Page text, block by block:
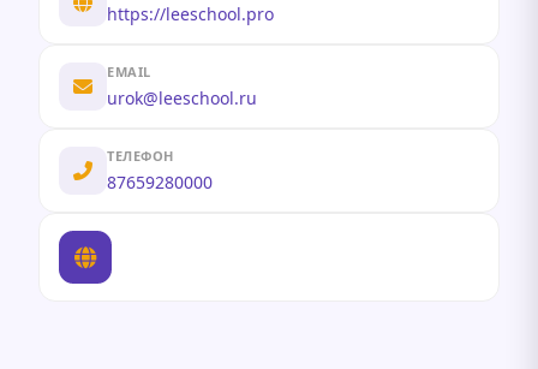
https://leeschool.pro
EMAIL
urok@leeschool.ru
ТЕЛЕФОН
87659280000